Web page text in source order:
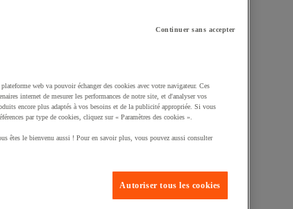
:
Continuer sans accepter
web va pouvoir échanger des cookies avec votre navigateur. Ces
internet de mesurer les performances de notre site, et d'analyser vos
encore plus adaptés à vos besoins et de la publicité appropriée. Si vous
par type de cookies, cliquez sur « Paramètres des cookies ».
êtes le bienvenu aussi ! Pour en savoir plus, vous pouvez aussi consulter
Autoriser tous les cookies